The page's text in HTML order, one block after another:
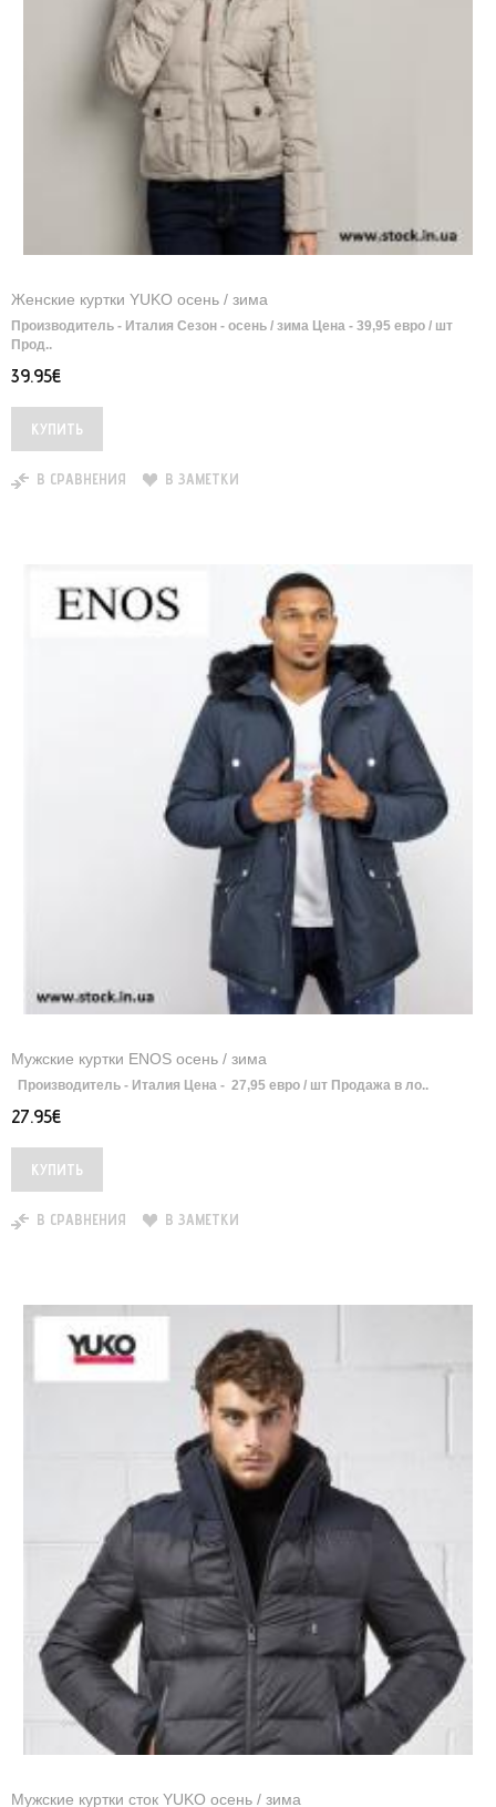
Женские куртки YUKO осень / зима
Производитель - Италия Сезон - осень / зима Цена - 39,95 евро / шт
Прод..
39.95€
В СРАВНЕНИЯ В ЗАМЕТКИ
Мужские куртки ENOS осень / зима
Производитель - Италия Цена - 27,95 евро / шт Продажа в ло..
27.95€
В СРАВНЕНИЯ В ЗАМЕТКИ
Мужские куртки сток YUKO осень / зима